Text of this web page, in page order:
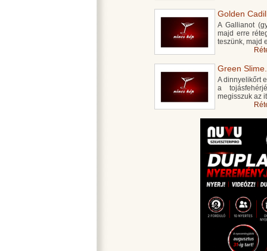
Golden
A Gallianot
majd erre
teszünk, majd
Green
A dinnyelikőrt
a
megisszuk az